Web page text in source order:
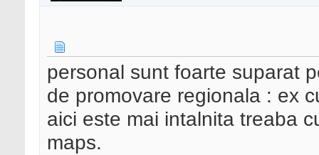
personal sunt foarte suparat
de promovare regionala : ex
aici este mai intalnita treaba
maps.